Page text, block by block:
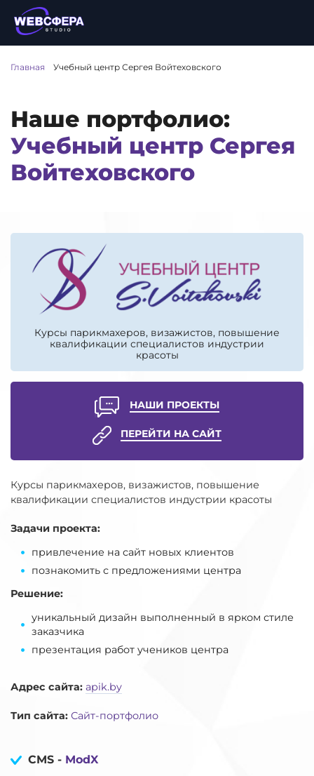
Главная Учебный центр Сергея Войтеховского
Наше портфолио:
Учебный центр Сергея
Войтеховского
Курсы парикмахеров, визажистов, повышение
квалификации специалистов индустрии
красоты
НАШИ ПРОЕКТЫ
ПЕРЕЙТИ НА САЙТ
Курсы парикмахеров, визажистов, повышение
квалификации специалистов индустрии красоты
Задачи проекта:
привлечение на сайт новых клиентов
познакомить с предложениями центра
Решение:
уникальный дизайн выполненный в ярком стиле
заказчика
презентация работ учеников центра
Адрес сайта: apik.by
Тип сайта: Сайт-портфолио
CMS - ModX